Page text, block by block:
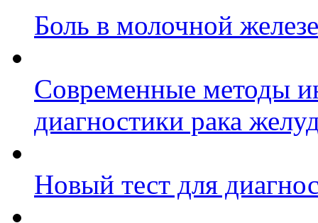
Боль в молочной
Современные методы
диагностики рака
Новый тест для